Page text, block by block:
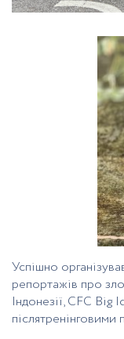
Успішно
репортажів про
Індонезії, CFC Big
післятренінговими